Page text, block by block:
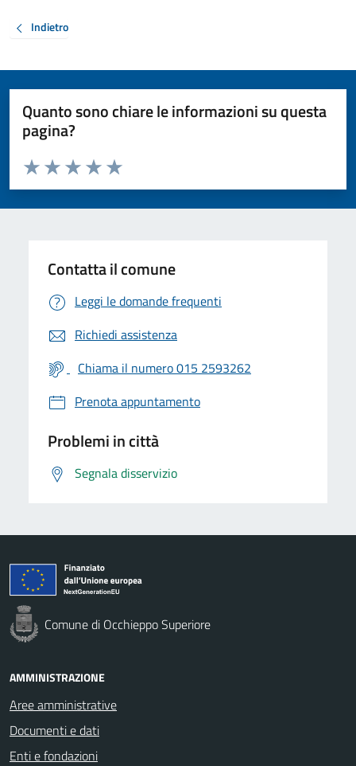
Indietro
Quanto sono chiare le informazioni su questa
pagina?
Valuta da 1 a 5 stelle la pagina
Valuta 5 stelle su 5
Valuta 4 stelle su 5
Valuta 3 stelle su 5
Valuta 2 stelle su 5
Valuta 1 stelle su 5
Contatta il comune
Leggi le domande frequenti
Richiedi assistenza
Chiama il numero 015 2593262
Prenota appuntamento
Problemi in città
Segnala disservizio
Comune di Occhieppo Superiore
AMMINISTRAZIONE
Aree amministrative
Documenti e dati
Enti e fondazioni